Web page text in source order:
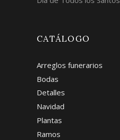
CATÁLOGO
Arreglos funerarios
Bodas
Detalles
Navidad
Plantas
Ramos